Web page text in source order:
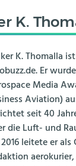
K.
K. Thomalla
Er
Media
Aviation)
seit 40
die Luft- und
leitete er